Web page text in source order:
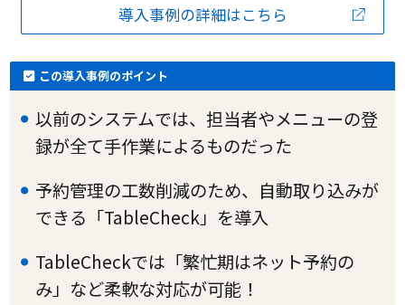
導入事例の詳細はこちら
この導入事例のポイント
以前のシステムでは、担当者やメニューの登
録が全て手作業によるものだった
予約管理の工数削減のため、自動取り込みが
できる「TableCheck」を導入
TableCheckでは「繁忙期はネット予約の
み」など柔軟な対応が可能！